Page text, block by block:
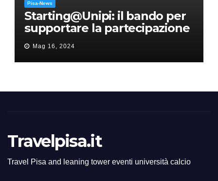
Pisa-News
Starting@Unipi: il bando per
supportare la partecipazione
all’ERC Starting Grant
Mag 16, 2024
Travelpisa.it
Travel Pisa and leaning tower eventi università calcio